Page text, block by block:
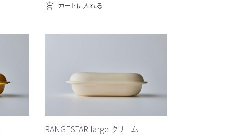
カートに入れる
RANGESTAR large クリーム